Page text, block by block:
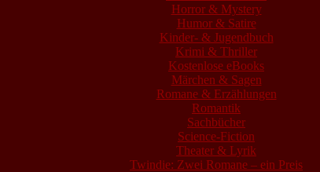
Horror & Mystery
Humor & Satire
Kinder- & Jugendbuch
Krimi & Thriller
Kostenlose eBooks
Märchen & Sagen
Romane & Erzählungen
Romantik
Sachbücher
Science-Fiction
Theater & Lyrik
Twindie: Zwei Romane – ein Preis